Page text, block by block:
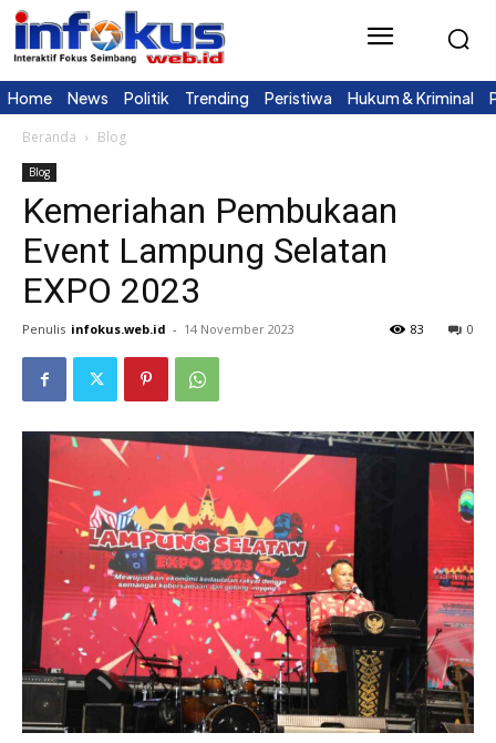
Home News Politik Trending Peristiwa Hukum & Kriminal
Beranda Blog
Blog
Kemeriahan Pembukaan
Event Lampung Selatan
EXPO 2023
Penulis infokus.web.id - 14 November 2023 0
83